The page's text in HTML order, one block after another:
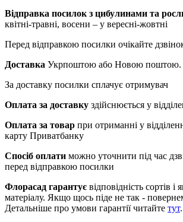
Відправка посилок з цибулинами та
квітні-травні, восени – у вересні-жовтні
Перед відправкою посилки очікайте
Доставка Укрпоштою або Новою поштою.
За доставку посилки сплачує отримувач
Оплата за доставку здійснюється у
Оплата за товар при отриманні у
карту Приватбанку
Спосіб оплати можно уточнити під час
перед відправкою посилки
Флорасад гарантує відповідність сортів і
матеріалу. Якщо щось піде не так -
Детальніше про умови гарантії читайте тут.